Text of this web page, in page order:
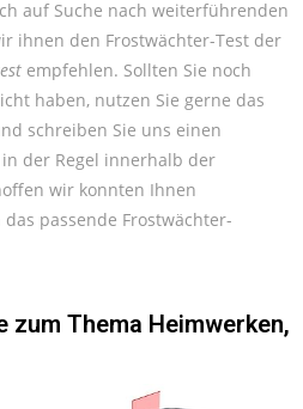
auf Suche nach weiterführenden
ihnen den Frostwächter-Test der
empfehlen. Sollten Sie noch
haben, nutzen Sie gerne das
schreiben Sie uns einen
der Regel innerhalb der
wir konnten Ihnen
passende Frostwächter-
zum Thema Heimwerken,